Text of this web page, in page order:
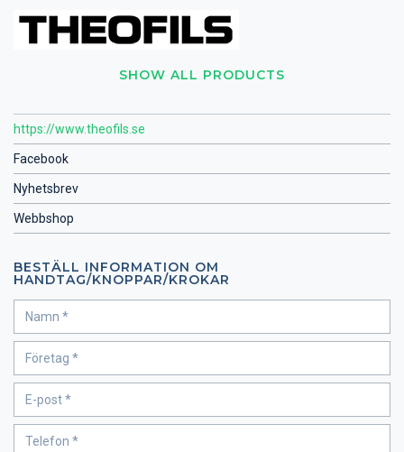
SHOW ALL PRODUCTS
https://www.theofils.se
Facebook
Nyhetsbrev
Webbshop
BESTÄLL INFORMATION OM
HANDTAG/KNOPPAR/KROKAR